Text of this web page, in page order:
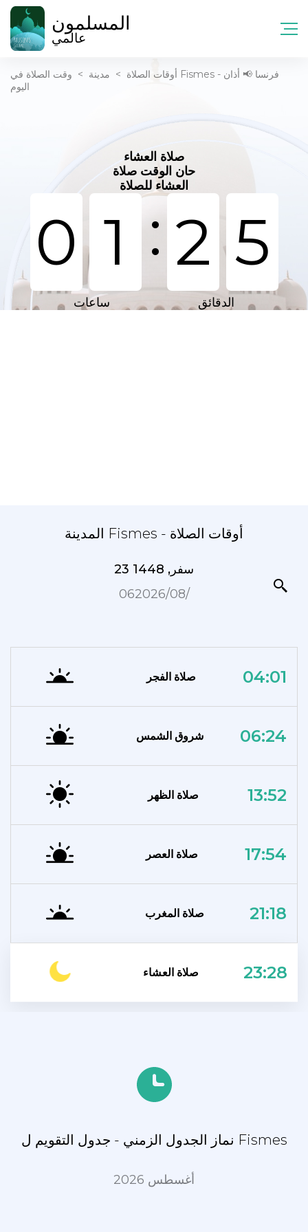
المسلمون
عالمي
أوقات الصلاة > مدينة > وقت الصلاة في Fismes - فرنسا 📢 أذان
اليوم
صلاة العشاء
حان الوقت صلاة
العشاء للصلاة
0 1 : 2 5
ساعات الدقائق
المدينة Fismes - أوقات الصلاة
23 سفر, 1448
06‏/08‏/2026
صلاة الفجر 04:01
شروق الشمس 06:24
صلاة الظهر 13:52
صلاة العصر 17:54
صلاة المغرب 21:18
صلاة العشاء 23:28
نماز الجدول الزمني - جدول التقويم ل Fismes
أغسطس 2026